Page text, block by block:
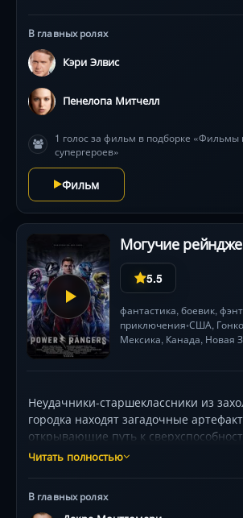
коммерческая семья распалась, и
заменил команду новым набором
супергероев. К 1979 году, когда двое
из оригинальных супергероев
вернуть свои значки Титана, даже
нескольких заложников.
В главных ролях
Кэри Элвис
Пенелопа Митчелл
1 голос за фильм в подборке «Фильмы
супергероев»
Фильм
Могучие
5.5
фантастика, боевик,
приключения•США,
Мексика, Канада, Новая
Неудачники-старшеклассники из
городка находят загадочные
открывающие путь к
наследию. Дейкр Монтгомери, Наоми
чтобы противостоять
Читать полностью
В главных ролях